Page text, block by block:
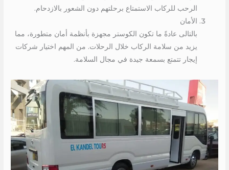
الرحب للركاب الاستمتاع برحلتهم دون الشعور بالازدحام.
الأمان
بالتالى عادةً ما تكون الكوستر مجهزة بأنظمة أمان متطورة، مما
يزيد من سلامة الركاب خلال الرحلات. من المهم اختيار شركات
إيجار تتمتع بسمعة جيدة في مجال السلامة.